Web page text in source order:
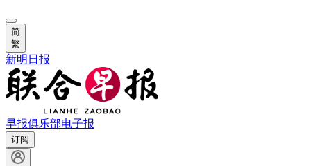
简
繁
新明日报
早报俱乐部电子报
订阅